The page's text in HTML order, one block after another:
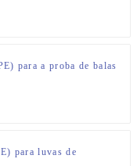
para a proba de balas
para luvas de